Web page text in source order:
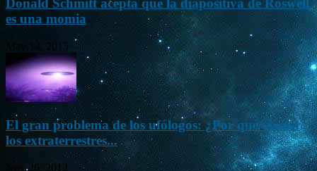
Donald Schmitt acepta que la diapositiva de Roswell
es una momia
May 14, 2015
El gran problema de los ufólogos: ¿Por qué vienen
los extraterrestres...
Nov 26, 2012